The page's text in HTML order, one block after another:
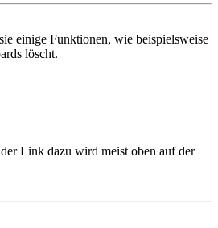
einige Funktionen, wie beispielsweise
löscht.
Link dazu wird meist oben auf der